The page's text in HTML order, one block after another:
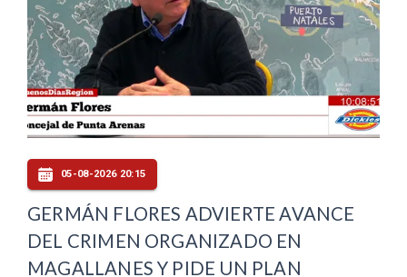
05-08-2026 20:15
GERMÁN FLORES ADVIERTE AVANCE
DEL CRIMEN ORGANIZADO EN
MAGALLANES Y PIDE UN PLAN